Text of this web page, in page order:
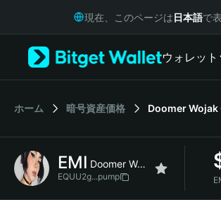
Русский
Italiano
简体中文
繁體中文
現在、このページは日本語で
ウォレット
ホーム 暗号資産価格 Doomer Wojak
EMI Doomer Wojak Girl
EQUU2g...pump